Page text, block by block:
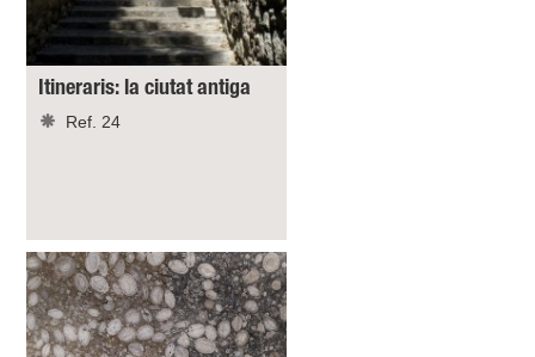
Itineraris: la ciutat antiga
Ref. 24